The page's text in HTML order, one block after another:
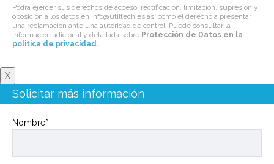
Podrá ejercer sus derechos de acceso, rectificación, limitación, supresión y
oposición a los datos en info@utiltech.es así como el derecho a presentar
una reclamación ante una autoridad de control. Puede consultar la
información adicional y detallada sobre Protección de Datos en la
politica de privacidad.
X
Solicitar más información
Nombre*